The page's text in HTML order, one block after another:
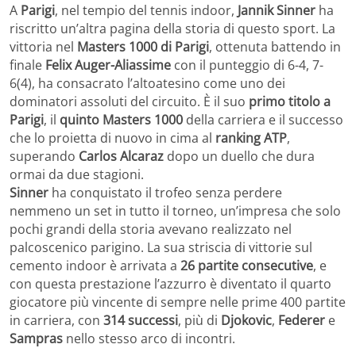
A Parigi, nel tempio del tennis indoor, Jannik Sinner ha
riscritto un’altra pagina della storia di questo sport. La
vittoria nel Masters 1000 di Parigi, ottenuta battendo in
finale Felix Auger-Aliassime con il punteggio di 6-4, 7-
6(4), ha consacrato l’altoatesino come uno dei
dominatori assoluti del circuito. È il suo primo titolo a
Parigi, il quinto Masters 1000 della carriera e il successo
che lo proietta di nuovo in cima al ranking ATP,
superando Carlos Alcaraz dopo un duello che dura
ormai da due stagioni.
Sinner ha conquistato il trofeo senza perdere
nemmeno un set in tutto il torneo, un’impresa che solo
pochi grandi della storia avevano realizzato nel
palcoscenico parigino. La sua striscia di vittorie sul
cemento indoor è arrivata a 26 partite consecutive, e
con questa prestazione l’azzurro è diventato il quarto
giocatore più vincente di sempre nelle prime 400 partite
in carriera, con 314 successi, più di Djokovic, Federer e
Sampras nello stesso arco di incontri.